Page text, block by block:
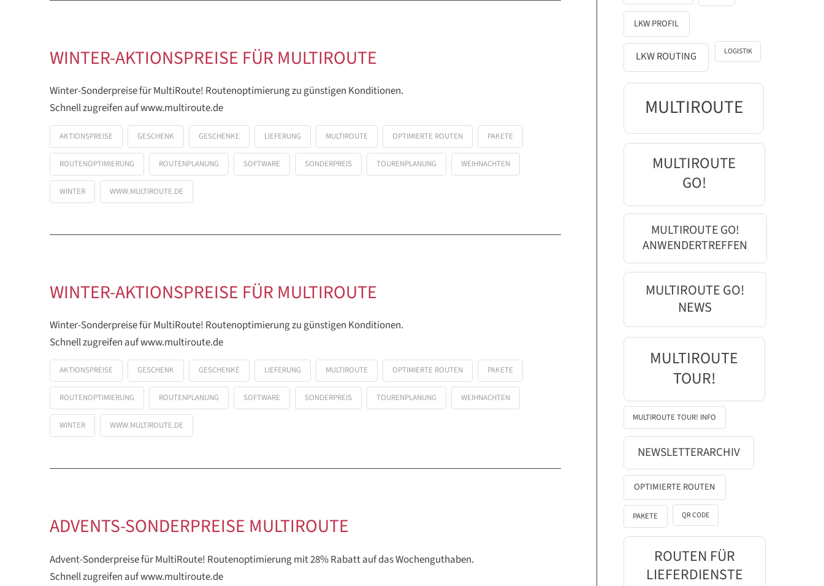
WINTER-AKTIONSPREISE FÜR MULTIROUTE
Winter-Sonderpreise für MultiRoute! Routenoptimierung zu günstigen Konditionen.
Schnell zugreifen auf www.multiroute.de
AKTIONSPREISE GESCHENK GESCHENKE LIEFERUNG MULTIROUTE OPTIMIERTE ROUTEN PAKETE
ROUTENOPTIMIERUNG ROUTENPLANUNG SOFTWARE SONDERPREIS TOURENPLANUNG WEIHNACHTEN
WINTER WWW.MULTIROUTE.DE
WINTER-AKTIONSPREISE FÜR MULTIROUTE
Winter-Sonderpreise für MultiRoute! Routenoptimierung zu günstigen Konditionen.
Schnell zugreifen auf www.multiroute.de
AKTIONSPREISE GESCHENK GESCHENKE LIEFERUNG MULTIROUTE OPTIMIERTE ROUTEN PAKETE
ROUTENOPTIMIERUNG ROUTENPLANUNG SOFTWARE SONDERPREIS TOURENPLANUNG WEIHNACHTEN
WINTER WWW.MULTIROUTE.DE
ADVENTS-SONDERPREISE MULTIROUTE
Advent-Sonderpreise für MultiRoute! Routenoptimierung mit 28% Rabatt auf das Wochenguthaben.
Schnell zugreifen auf www.multiroute.de
LKW PROFIL
LKW ROUTING LOGISTIK
MULTIROUTE
MULTIROUTE
GO!
MULTIROUTE GO!
ANWENDERTREFFEN
MULTIROUTE GO!
NEWS
MULTIROUTE
TOUR!
MULTIROUTE TOUR! INFO
NEWSLETTERARCHIV
OPTIMIERTE ROUTEN
PAKETE QR CODE
ROUTEN FÜR
LIEFERDIENSTE